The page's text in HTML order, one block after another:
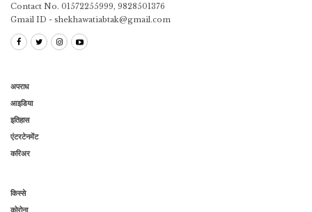
Contact No. 01572255999, 9828501376
Gmail ID - shekhawatiabtak@gmail.com
अपराध
आइडिया
इतिहास
एंटरटेनमेंट
करिअर
किस्से
कोरोना